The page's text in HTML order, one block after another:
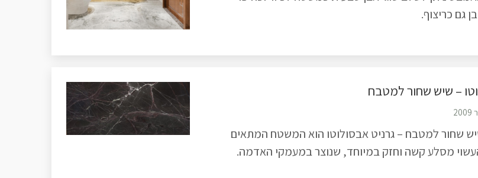
גם כריצוף.
– שיש שחור למטבח
שחור למטבח – גרניט אבסולוטו הוא המשטח המתאים
מסלע קשה וחזק במיוחד, שנוצר במעמקי האדמה.